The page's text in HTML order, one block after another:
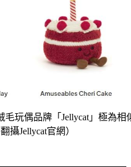
毛玩偶品牌「Jellycat」極為相
攝Jellycat官網）